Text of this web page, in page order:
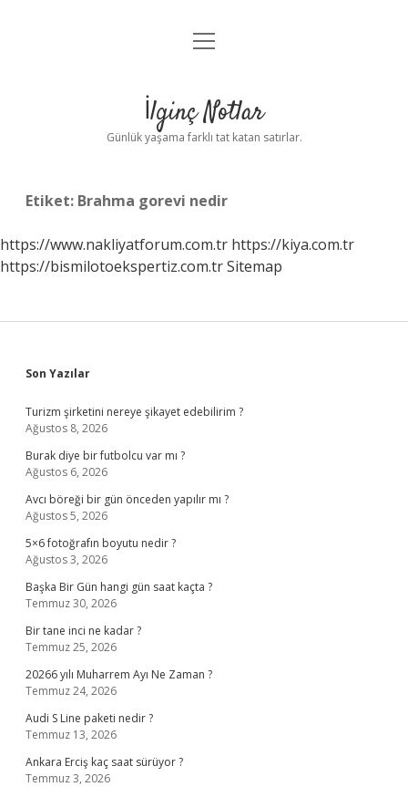
Anasayfa
Yasal Uyarı
menüyü
İlginç Notlar
Günlük yaşama farklı tat katan satırlar.
Etiket: Brahma gorevi nedir
https://www.nakliyatforum.com.tr https://kiya.com.tr
https://bismilotoekspertiz.com.trSitemap
Sidebar
Son Yazılar
Turizm şirketini nereye şikayet edebilirim ?
Ağustos 8, 2026
Burak diye bir futbolcu var mı ?
Ağustos 6, 2026
Avcı böreği bir gün önceden yapılır mı ?
Ağustos 5, 2026
5×6 fotoğrafın boyutu nedir ?
Ağustos 3, 2026
Başka Bir Gün hangi gün saat kaçta ?
Temmuz 30, 2026
Bir tane inci ne kadar ?
Temmuz 25, 2026
20266 yılı Muharrem Ayı Ne Zaman ?
Temmuz 24, 2026
Audi S Line paketi nedir ?
Temmuz 13, 2026
Ankara Erciş kaç saat sürüyor ?
Temmuz 3, 2026